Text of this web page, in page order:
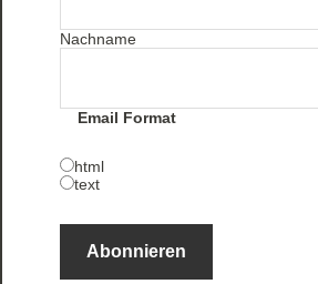
Nachname
Email Format
html
text